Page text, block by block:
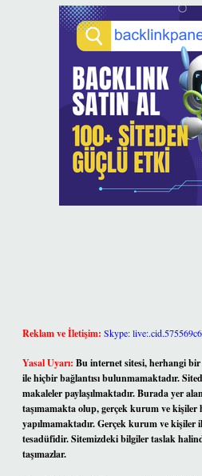
Reklam ve İletişim: Skype:
Yasal Uyarı: Bu internet sitesi, herhangi
ile hiçbir bağlantısı bulunmamaktadır.
makaleler paylaşılmaktadır. Burada yer
taşımamakta olup, gerçek kurum ve kişiler
yapılmamaktadır. Gerçek kurum ve kişiler
tesadüfidir. Sitemizdeki bilgiler taslak
taşımazlar.